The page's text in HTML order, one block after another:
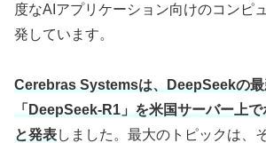
度なAIアプリケーション向けのコンピ
発しています。
Cerebras Systemsは、DeepSeekの
「DeepSeek-R1」を米国サーバー上
と発表しました。最大のトピックは、